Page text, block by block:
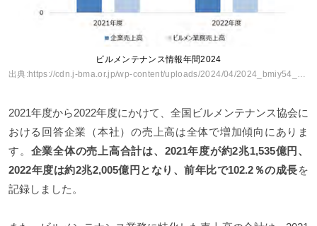
ビルメンテナンス情報年間2024
出典:https://cdn.j-bma.or.jp/wp-content/uploads/2024/04/2024_bmiy54_report.pdf
2021年度から2022年度にかけて、全国ビルメンテナンス協会に
おける回答企業（本社）の売上高は全体で増加傾向にありま
す。 企業全体の売上高合計は、2021年度が約2兆1,535億円、
2022年度は約2兆2,005億円となり、前年比で102.2％の成長を
記録しました。